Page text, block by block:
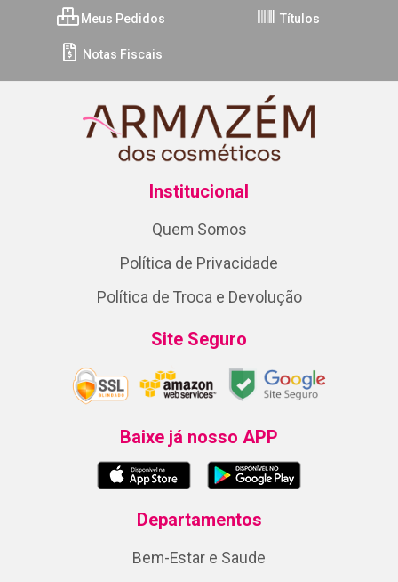
Meus Pedidos Títulos
Notas Fiscais
Institucional
Quem Somos
Política de Privacidade
Política de Troca e Devolução
Site Seguro
Baixe já nosso APP
Departamentos
Bem-Estar e Saude